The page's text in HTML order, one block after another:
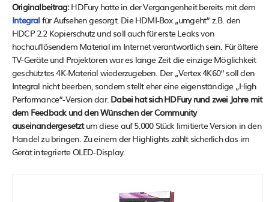
Originalbeitrag:HDFury hatte in der Vergangenheit bereits mit dem
Integral für Aufsehen gesorgt. Die HDMI-Box „umgeht“ z.B. den
HDCP 2.2 Kopierschutz und soll auch für erste Leaks von
hochauflösendem Material im Internet verantwortlich sein. Für ältere
TV-Geräte und Projektoren war es lange Zeit die einzige Möglichkeit
geschütztes 4K-Material wiederzugeben. Der „Vertex 4K60“ soll den
Integral nicht beerben, sondern stellt eher eine eigenständige „High
Performance“-Version dar. Dabei hat sich HDFury rund zwei Jahre mit
dem Feedback und den Wünschen der Community
auseinandergesetztum diese auf 5.000 Stück limitierte Version in den
Handel zu bringen. Zu einem der Highlights zählt sicherlich das im
Gerät integrierte OLED-Display.